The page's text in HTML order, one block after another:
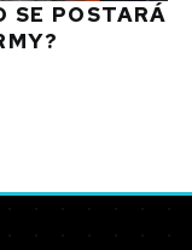
SE POSTARÁ